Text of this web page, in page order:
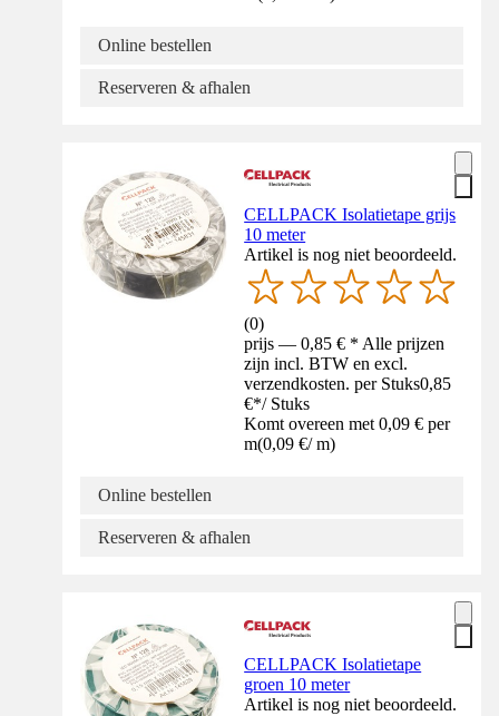
Online bestellen
Reserveren & afhalen
CELLPACK Isolatietape grijs
10 meter
Artikel is nog niet beoordeeld.
(0)
prijs — 0,85 € * Alle prijzen
zijn incl. BTW en excl.
verzendkosten. per Stuks0,85
€*/ Stuks
Komt overeen met 0,09 € per
m(0,09 €/ m)
Online bestellen
Reserveren & afhalen
CELLPACK Isolatietape
groen 10 meter
Artikel is nog niet beoordeeld.